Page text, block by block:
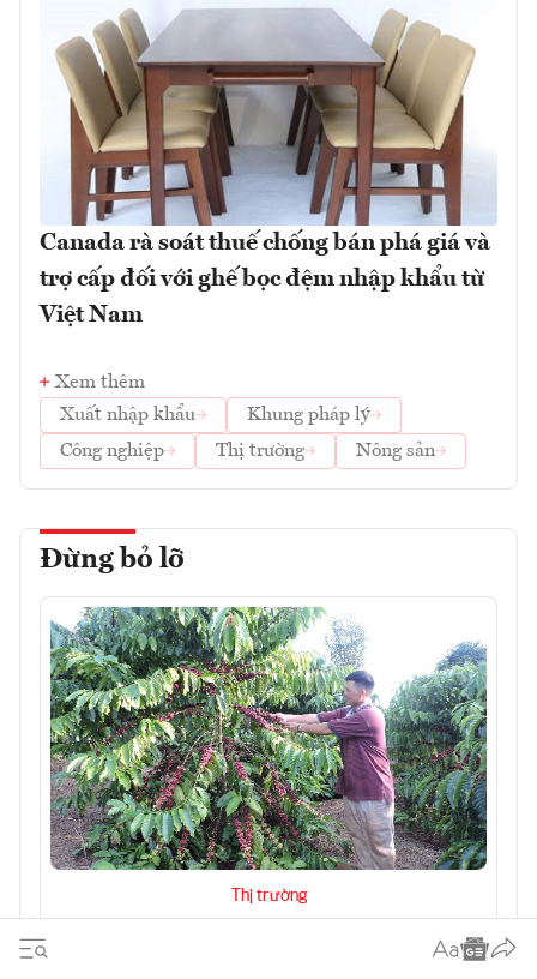
Canada rà soát thuế chống bán phá giá và
trợ cấp đối với ghế bọc đệm nhập khẩu từ
Việt Nam
Xem thêm
Xuất nhập khẩu
Khung pháp lý
Công nghiệp
Thị trường Nông sản
Đừng bỏ lỡ
Thị trường
Việt Nam tận dụng cơ hội bứt phá giá trị